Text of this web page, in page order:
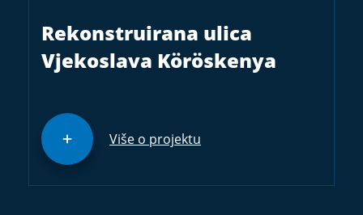
Rekonstruirana ulica
Vjekoslava Köröskenya
Više o projektu